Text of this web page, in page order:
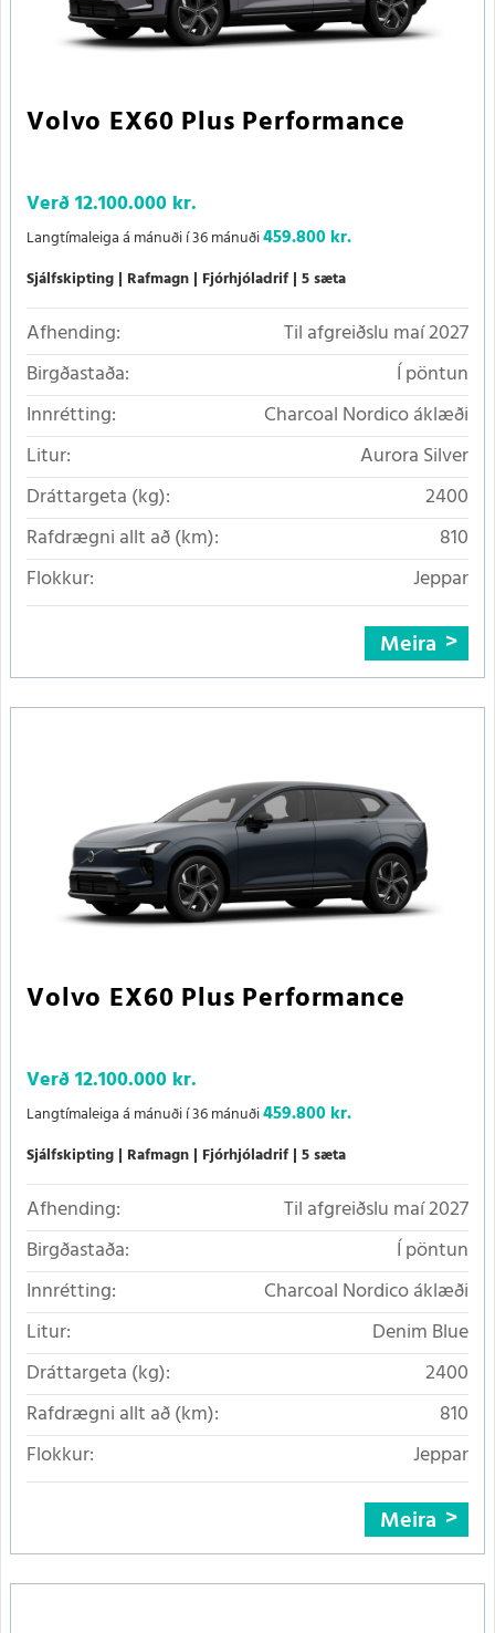
Volvo EX60 Plus Performance
Verð12.100.000 kr.
Langtímaleiga á mánuði í 36 mánuði459.800 kr.
Sjálfskipting Rafmagn Fjórhjóladrif 5 sæta
Afhending:
Til afgreiðslu maí 2027
Birgðastaða:
Í pöntun
Innrétting:
Charcoal Nordico áklæði
Litur:
Aurora Silver
Dráttargeta (kg):
2400
Rafdrægni allt að (km):
810
Flokkur:
Jeppar
Meira
Volvo EX60 Plus Performance
Verð12.100.000 kr.
Langtímaleiga á mánuði í 36 mánuði459.800 kr.
Sjálfskipting Rafmagn Fjórhjóladrif 5 sæta
Afhending:
Til afgreiðslu maí 2027
Birgðastaða:
Í pöntun
Innrétting:
Charcoal Nordico áklæði
Litur:
Denim Blue
Dráttargeta (kg):
2400
Rafdrægni allt að (km):
810
Flokkur:
Jeppar
Meira